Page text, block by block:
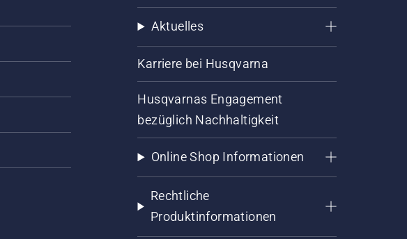
Aktuelles
Karriere bei Husqvarna
Husqvarnas Engagement
bezüglich Nachhaltigkeit
Online Shop Informationen
Rechtliche
Produktinformationen